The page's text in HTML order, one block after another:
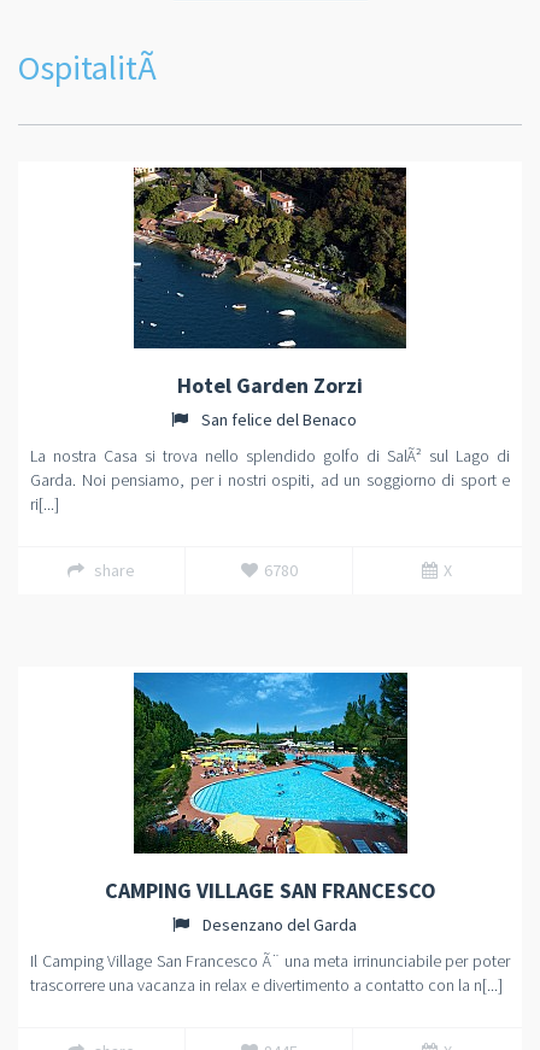
OspitalitÃ
Hotel Garden Zorzi
San felice del Benaco
La nostra Casa si trova nello splendido golfo di SalÃ² sul Lago di
Garda. Noi pensiamo, per i nostri ospiti, ad un soggiorno di sport e
ri[...]
share 6780 X
CAMPING VILLAGE SAN FRANCESCO
Desenzano del Garda
Il Camping Village San Francesco Ã¨ una meta irrinunciabile per poter
trascorrere una vacanza in relax e divertimento a contatto con la n[...]